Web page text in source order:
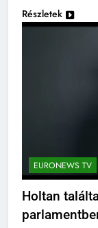
Részletek
EURONEWS TV
Holtan